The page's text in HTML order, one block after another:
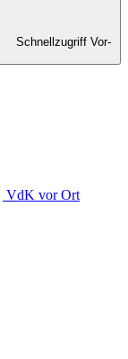
Schnellzugriff Vor-
VdK vor Ort